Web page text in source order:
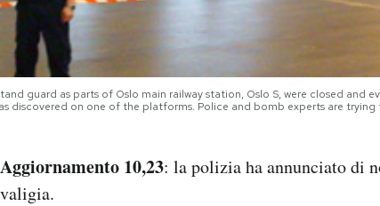
guard as parts of Oslo main railway station, Oslo S, were closed and
discovered on one of the platforms. Police and bomb experts are
Aggiornamento 10,23: la polizia ha annunciato di
valigia.